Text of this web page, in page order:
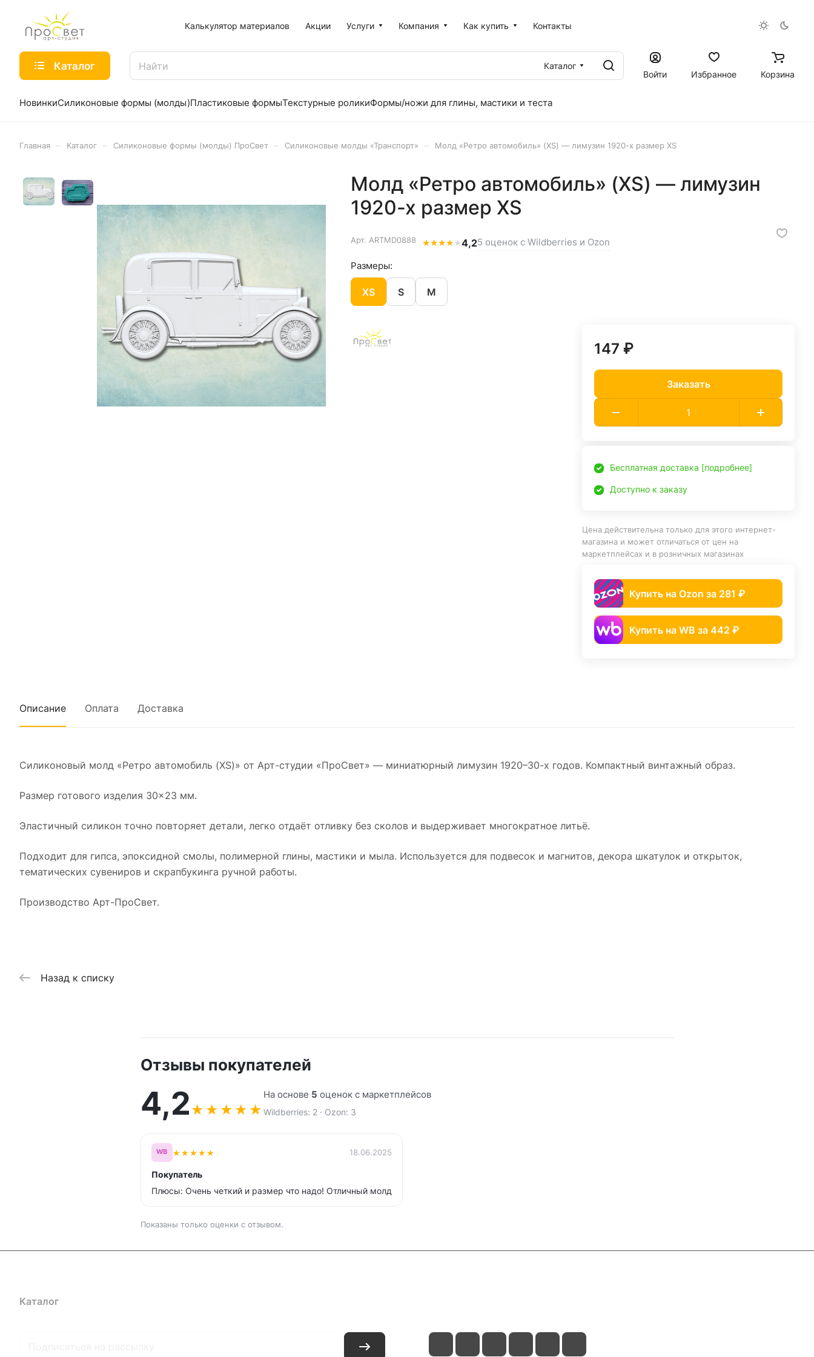
Калькулятор материалов Акции Услуги Компания Как купить Контакты
Каталог
Каталог
Войти
Избранное Корзина
НовинкиСиликоновые формы (молды)Пластиковые формыТекстурные роликиФормы/ножи для глины, мастики и теста
Главная Каталог Силиконовые формы (молды) ПроСвет Силиконовые молды «Транспорт» Молд «Ретро автомобиль» (XS) — лимузин 1920-х размер XS
Молд «Ретро автомобиль» (XS) — лимузин
1920-х размер XS
Арт. ARTMD0888 ★★★★★4,25 оценок с Wildberries и Ozon
Размеры:
XS S M
147 ₽
Заказать
Бесплатная доставка [подробнее]
Доступно к заказу
Цена действительна только для этого интернет-
магазина и может отличаться от цен на
маркетплейсах и в розничных магазинах
Купить на Ozon за 281 ₽
Купить на WB за 442 ₽
Описание Оплата Доставка
Силиконовый молд «Ретро автомобиль (XS)» от Арт-студии «ПроСвет» — миниатюрный лимузин 1920–30-х годов. Компактный винтажный образ.
Размер готового изделия 30×23 мм.
Эластичный силикон точно повторяет детали, легко отдаёт отливку без сколов и выдерживает многократное литьё.
Подходит для гипса, эпоксидной смолы, полимерной глины, мастики и мыла. Используется для подвесок и магнитов, декора шкатулок и открыток,
тематических сувениров и скрапбукинга ручной работы.
Производство Арт-ПроСвет.
Назад к списку
Отзывы покупателей
4,2★ ★ ★ ★ ★
На основе 5 оценок с маркетплейсов
Wildberries: 2 · Ozon: 3
WB ★★★★★ 18.06.2025
Покупатель
Плюсы: Очень четкий и размер что надо! Отличный молд
Показаны только оценки с отзывом.
Каталог